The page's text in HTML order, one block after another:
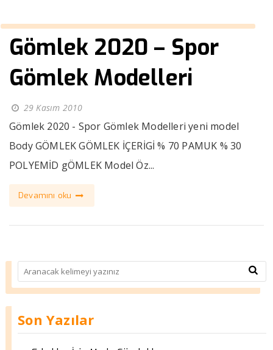
Gömlek 2020 – Spor
Gömlek Modelleri
29 Kasım 2010
Gömlek 2020 - Spor Gömlek Modelleri yeni model
Body GÖMLEK GÖMLEK İÇERİGİ % 70 PAMUK % 30
POLYEMİD gÖMLEK Model Öz...
Devamını oku
Son Yazılar